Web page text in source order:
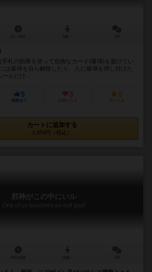
手札の効果を使って危険なカード(爆弾)を避けてい
は爆弾を自ら解除したり、人に爆弾を押し付けた
ルだけ...
5
経験あり
3
お気に入り
8
持ってる
カートに追加する
1,650円（税込）
邪神がこの中にいル
One of us becomes an evil god!